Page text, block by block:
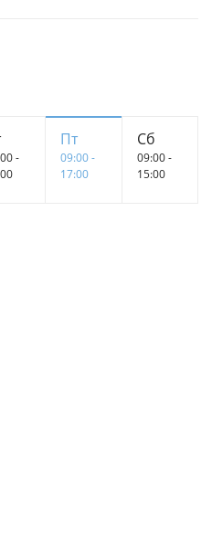
-
Пт
09:00 -
17:00
Сб
09:00 -
15:00